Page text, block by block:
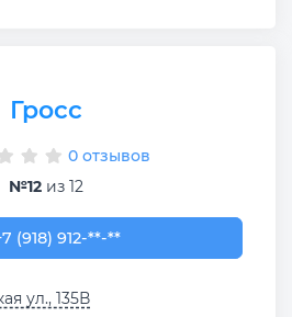
Гросс
0 отзывов
№12 из 12
(918) 912-40-90
(918) 912-**-**
ул., 135В